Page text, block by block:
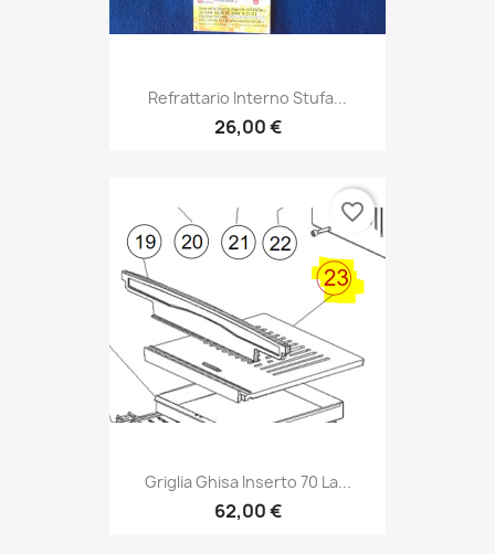
Refrattario Interno Stufa...
26,00 €
Griglia Ghisa Inserto 70 La...
62,00 €
favorite_border